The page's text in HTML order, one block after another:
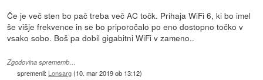
Če je več sten bo pač treba več AC točk. Prihaja WiFi 6, ki bo imel
še višje frekvence in se bo priporočalo po eno dostopno točko v
vsako sobo. Boš pa dobil gigabitni WiFi v zameno..
Zgodovina sprememb…
spremenil: Lonsarg(10. mar 2019 ob 13:12)